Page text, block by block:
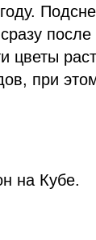
при
на Кубе.